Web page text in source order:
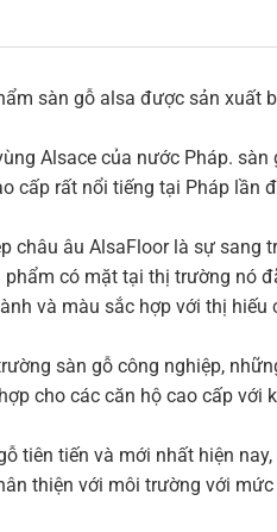
sàn gỗ alsa được sản xuất
Alsace của nước Pháp. sàn
cấp rất nổi tiếng tại Pháp lần
châu âu AlsaFloor là sự sang
phẩm có mặt tại thị trường nó
và màu sắc hợp với thị hiếu
sàn gỗ công nghiệp,
cho các căn hộ cao cấp với
tiên tiến và mới nhất hiện
thiện với môi trường với